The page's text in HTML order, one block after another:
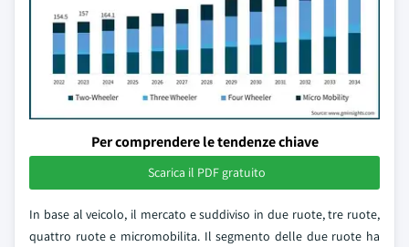
Per comprendere le tendenze chiave
Scarica il PDF gratuito
In base al veicolo, il mercato e suddiviso in due ruote, tre ruote,
quattro ruote e micromobilita. Il segmento delle due ruote ha